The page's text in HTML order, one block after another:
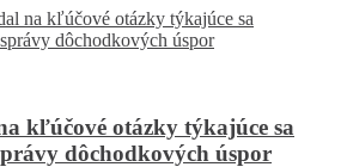
kľúčové otázky týkajúce sa
dôchodkových úspor